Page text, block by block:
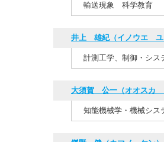
輸送現象 科学教育
井上 雄紀（イノウエ ユ
計測工学、制御・シス
大須賀 公一（オオスカ
知能機械学・機械シス